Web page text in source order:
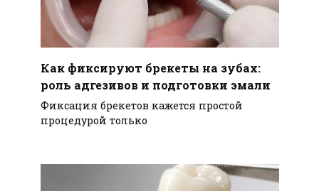
Как фиксируют брекеты на зубах:
роль адгезивов и подготовки эмали
Фиксация брекетов кажется простой
процедурой только